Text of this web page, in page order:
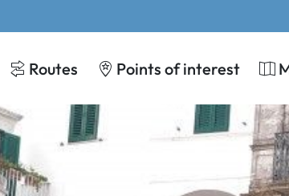
Routes Points of interest